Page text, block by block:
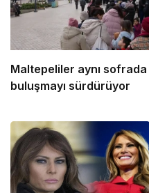
Maltepeliler aynı sofrada
buluşmayı sürdürüyor